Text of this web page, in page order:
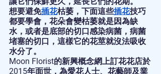
想要避免插花枯萎，下面這些插花技巧
都要學會，花朵會變枯萎就是因為缺
水，或者是底部的切口感染病菌，病菌
堵塞的切口，這樣它的花莖就沒法吸收
水分了。
Moon Florist的新興概念網上訂花花店於
2015年面世，為愛花人士、花藝師及業